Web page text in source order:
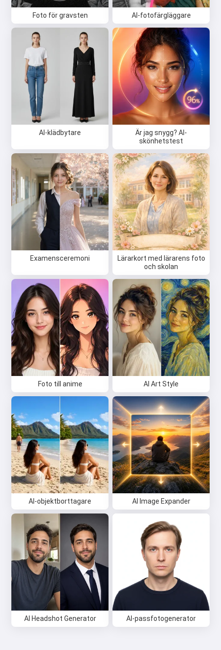
Foto för gravsten AI-fotofärgläggare
AI-klädbytare
Är jag snygg? AI-
skönhetstest
Examensceremoni
Lärarkort med lärarens foto
och skolan
Foto till anime AI Art Style
AI-objektborttagare AI Image Expander
AI Headshot Generator AI-passfotogenerator